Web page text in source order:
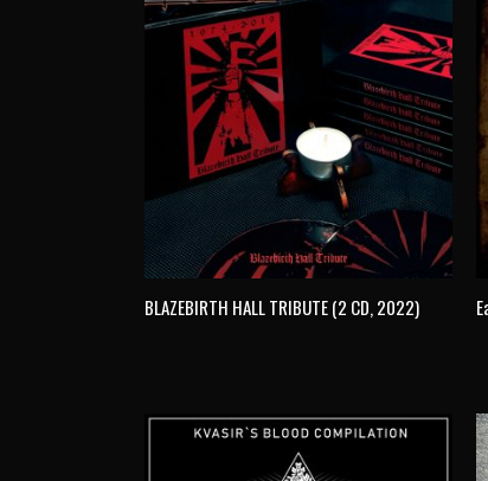
BLAZEBIRTH HALL TRIBUTE (2 CD, 2022)